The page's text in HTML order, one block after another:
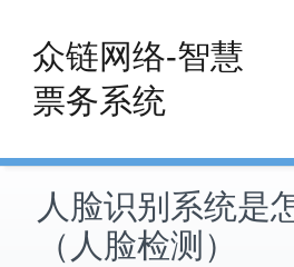
content
众链网络-智慧
票务系统
人脸识别系统是
（人脸检测）